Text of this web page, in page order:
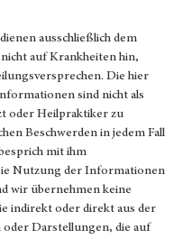
dienen ausschließlich dem
auf Krankheiten hin,
Die hier
sind nicht als
oder Heilpraktiker zu
Beschwerden in jedem Fall
mit ihm
Nutzung der Informationen
wir übernehmen keine
indirekt oder direkt aus der
Darstellungen, die auf